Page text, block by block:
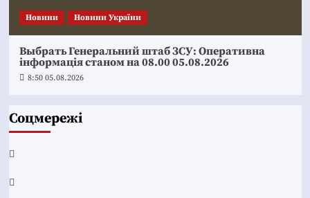
Новини Новини України
Выбрать Генеральний штаб ЗСУ: Оперативна
інформація станом на 08.00 05.08.2026
8:50 05.08.2026
Соцмережі
Facebook
YouTube